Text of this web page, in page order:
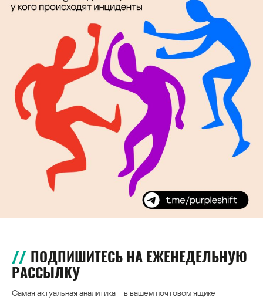
ПОДПИШИТЕСЬ НА ЕЖЕНЕДЕЛЬНУЮ
РАССЫЛКУ
Самая актуальная аналитика – в вашем почтовом ящике